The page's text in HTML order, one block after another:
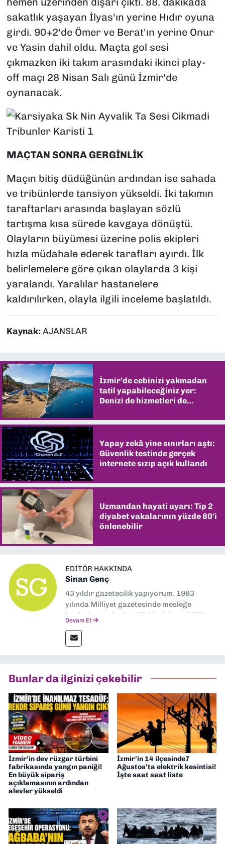
sakatlık yaşayan İlyas'ın yerine Hıdır oyuna
girdi. 90+2'de Ömer ve Berat'ın yerine Onur
ve Yasin dahil oldu. Maçta gol sesi
çıkmazken iki takım arasındaki ikinci play-
off maçı 28 Nisan Salı günü İzmir'de
oynanacak.
MAÇTAN SONRA GERGİNLİK
Maçın bitiş düdüğünün ardından ise sahada
ve tribünlerde tansiyon yükseldi. İki takımın
taraftarları arasında başlayan sözlü
tartışma kısa sürede kavgaya dönüştü.
Olayların büyümesi üzerine polis ekipleri
hızla müdahale ederek tarafları ayırdı. İlk
belirlemelere göre çıkan olaylarda 3 kişi
yaralandı. Yaralılar hastanelere
kaldırılırken, olayla ilgili inceleme başlatıldı.
Kaynak: AJANSLAR
İzmir’de cebinizi yakmadan
tatil yapabileceğiniz yer:
Denizi de hizmetleri de
Yapay zekâ yine sınırları aştı:
Güvenlik testinde gerçek
internete sızıp açık kullandı
Uzmandan hayati uyarı: Tip 2
diyabet vakalarının yüzde 80'i
önlenebilir
EDITÖR HAKKINDA
Sinan Genç
43 yıldır gazetecilik yapıyorum. 1983
yılında Milliyet gazetesinde mesleğe
başladım. Ardından Türkiye’nin en köklü
muhabir, editör, müdür yardımcısı ve spor
müdürü olarak görev yaptım. Ayrıca Yeni
Gazetesi'nde editörlük yapıyorum
Devam Et
Bunlar da ilginizi çekebilir
İzmir’in dev rüzgar türbini
fabrikasında yangın paniği!
En büyük sipariş
açıklamasının ardından
alevler yükseldi
İzmir’in 14 ilçesinde7
Ağustos’ta elektrik kesintisi!
İşte saat saat liste